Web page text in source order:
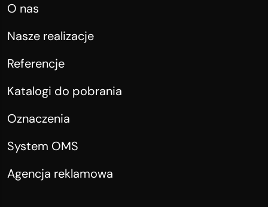
O nas
Nasze realizacje
Referencje
Katalogi do pobrania
Oznaczenia
System OMS
Agencja reklamowa